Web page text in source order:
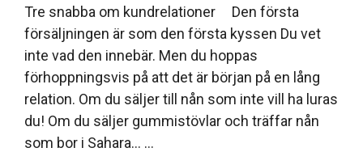
Tre snabba om kundrelationer Den första
försäljningen är som den första kyssen Du vet
inte vad den innebär. Men du hoppas
förhoppningsvis på att det är början på en lång
relation. Om du säljer till nån som inte vill ha luras
du! Om du säljer gummistövlar och träffar nån
som bor i Sahara… …